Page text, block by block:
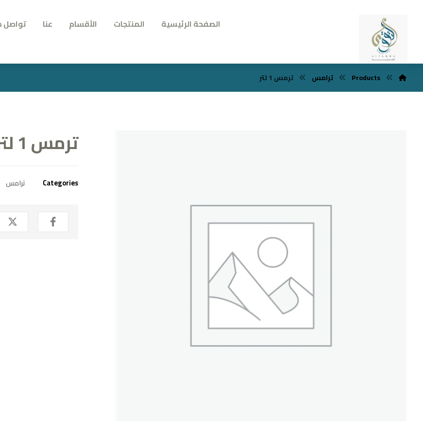
الصفحة الرئيسية المنتجات الأقسام عنا تواصل
Products ترامس ترمس 1 لتر
ترمس 1 لتر
Categories ترامس